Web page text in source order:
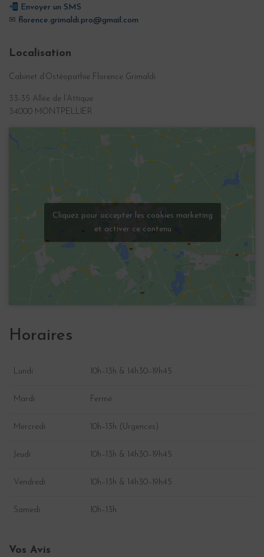
Envoyer un SMS
✉ florence.grimaldi.pro@gmail.com
Localisation
Cabinet d’Ostéopathie Florence Grimaldi
33-35 Allée de l’Attique
34000 MONTPELLIER
Cliquez pour accepter les cookies marketing
et activer ce contenu
Horaires
Lundi 10h–13h & 14h30–19h45
Mardi Fermé
Mercredi 10h–13h (Urgences)
Jeudi 10h–13h & 14h30–19h45
Vendredi 10h–13h & 14h30–19h45
Samedi 10h–13h
Vos Avis